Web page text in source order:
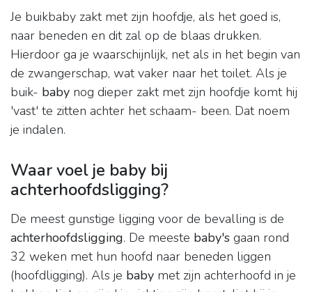
Je buikbaby zakt met zijn hoofdje, als het goed is,
naar beneden en dit zal op de blaas drukken.
Hierdoor ga je waarschijnlijk, net als in het begin van
de zwangerschap, wat vaker naar het toilet. Als je
buik- baby nog dieper zakt met zijn hoofdje komt hij
'vast' te zitten achter het schaam- been. Dat noem
je indalen.
Waar voel je baby bij
achterhoofdsligging?
De meest gunstige ligging voor de bevalling is de
achterhoofdsligging. De meeste baby's gaan rond
32 weken met hun hoofd naar beneden liggen
(hoofdligging). Als je baby met zijn achterhoofd in je